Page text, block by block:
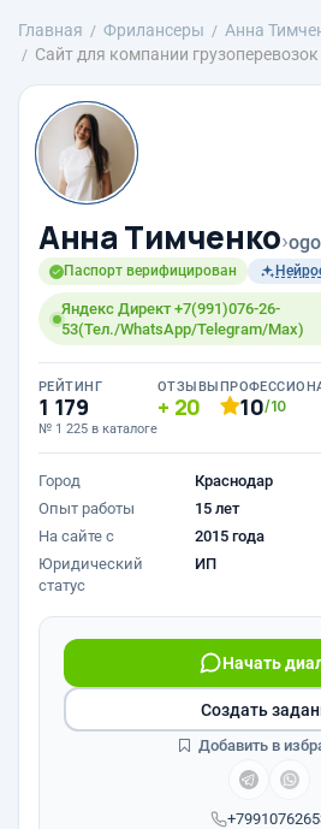
Главная Фрилансеры Анна
Сайт для компании грузоперевозок
Анна Тимченко›
Паспорт верифицирован
Яндекс Директ +7(991)076-26-
53(Тел./WhatsApp/Telegram/Max)
РЕЙТИНГ
1 179
№ 1 225 в каталоге
ОТЗЫВЫ
20 10/10
Город
Краснодар
Опыт работы
15 лет
На сайте с
2015 года
Юридический
статус
ИП
Начать
Создать
Добавить в